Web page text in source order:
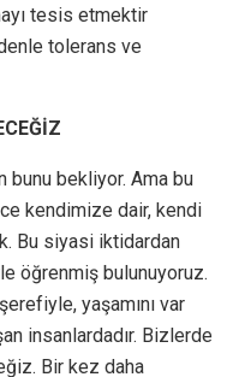
tesis etmektir
tolerans ve
bunu bekliyor. Ama bu
kendimize dair, kendi
Bu siyasi iktidardan
öğrenmiş bulunuyoruz.
yaşamını var
insanlardadır. Bizlerde
Bir kez daha